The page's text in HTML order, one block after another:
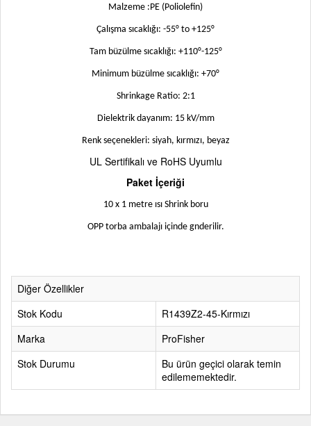
Malzeme :PE (Poliolefin)
Çalışma sıcaklığı: -55° to +125°
Tam büzülme sıcaklığı: +110°-125°
Minimum büzülme sıcaklığı: +70°
Shrinkage Ratio: 2:1
Dielektrik dayanım: 15 kV/mm
Renk seçenekleri: siyah, kırmızı, beyaz
UL Sertifikalı ve RoHS Uyumlu
Paket İçeriği
10 x 1 metre ısı Shrink boru
OPP torba ambalajı içinde gnderilir.
Diğer Özellikler
Stok Kodu
R1439Z2-45-Kırmızı
Marka
ProFisher
Stok Durumu
Bu ürün geçici olarak temin
edilememektedir.